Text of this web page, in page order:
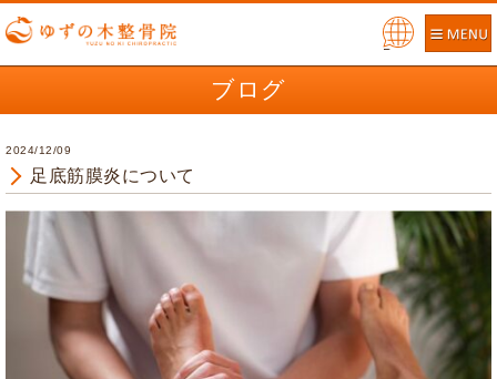
Pow
ブログ
2024/12/09
足底筋膜炎について